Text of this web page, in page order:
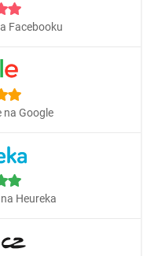
Facebooku
Google
Heureka